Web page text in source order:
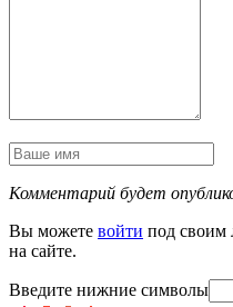
Комментарий будет
Вы можете войти под своим
на сайте.
Введите нижние символы